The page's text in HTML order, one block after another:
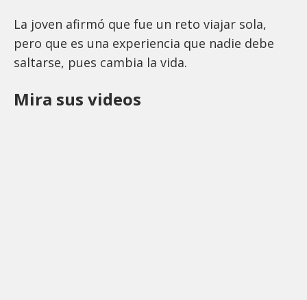
La joven afirmó que fue un reto viajar sola,
pero que es una experiencia que nadie debe
saltarse, pues cambia la vida.
Mira sus videos